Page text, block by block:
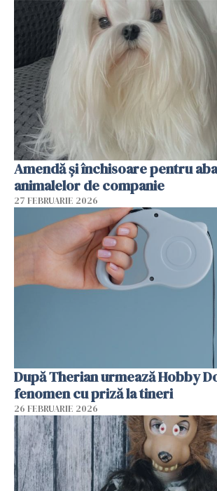
Amendă și închisoare pentru
animalelor de companie
27 FEBRUARIE 2026
După Therian urmează Hobby
fenomen cu priză la tineri
26 FEBRUARIE 2026